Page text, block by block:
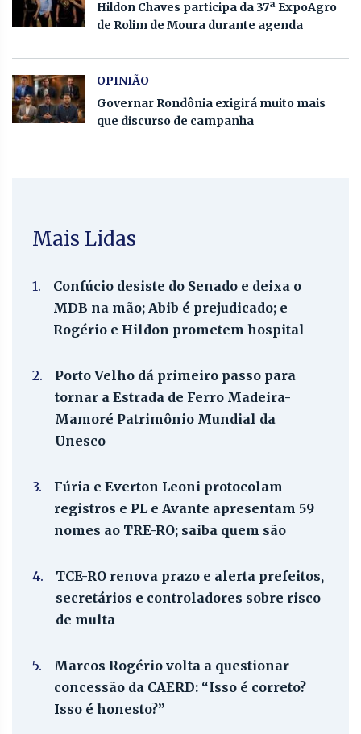
Hildon Chaves participa da 37ª ExpoAgro
de Rolim de Moura durante agenda
OPINIÃO
Governar Rondônia exigirá muito mais
que discurso de campanha
Mais Lidas
1.
Confúcio desiste do Senado e deixa o
MDB na mão; Abib é prejudicado; e
Rogério e Hildon prometem hospital
2.
Porto Velho dá primeiro passo para
tornar a Estrada de Ferro Madeira-
Mamoré Patrimônio Mundial da
Unesco
3.
Fúria e Everton Leoni protocolam
registros e PL e Avante apresentam 59
nomes ao TRE-RO; saiba quem são
4.
TCE-RO renova prazo e alerta prefeitos,
secretários e controladores sobre risco
de multa
5.
Marcos Rogério volta a questionar
concessão da CAERD: “Isso é correto?
Isso é honesto?”